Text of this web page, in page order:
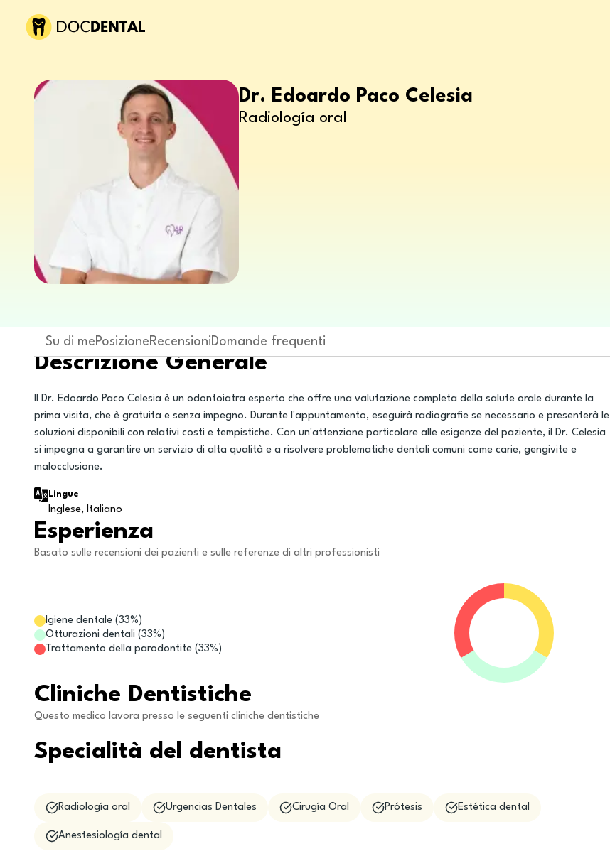
Dr. Edoardo Paco Celesia
Radiología oral
Su di mePosizioneRecensioniDomande frequenti
Descrizione Generale
Il Dr. Edoardo Paco Celesia è un odontoiatra esperto che offre una valutazione completa della salute orale durante la
prima visita, che è gratuita e senza impegno. Durante l'appuntamento, eseguirà radiografie se necessario e presenterà le
soluzioni disponibili con relativi costi e tempistiche. Con un'attenzione particolare alle esigenze del paziente, il Dr. Celesia
si impegna a garantire un servizio di alta qualità e a risolvere problematiche dentali comuni come carie, gengivite e
malocclusione.
Lingue
Inglese, Italiano
Esperienza
Basato sulle recensioni dei pazienti e sulle referenze di altri professionisti
Igiene dentale (33%)
Otturazioni dentali (33%)
Trattamento della parodontite (33%)
Cliniche Dentistiche
Questo medico lavora presso le seguenti cliniche dentistiche
Specialità del dentista
Radiología oral Urgencias Dentales Cirugía Oral Prótesis Estética dental
Anestesiología dental